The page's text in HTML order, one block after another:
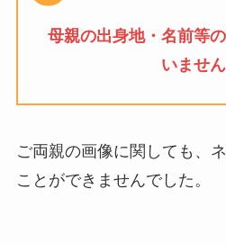
母親の出身地・名前等
いません
ご両親の画像に関しても、
ことができませんでした。